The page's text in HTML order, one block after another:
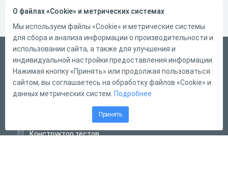
Русский
Справка
Форма обратной связи
Конструктор тестов
О файлах «Cookie» и метрических системах
Мы используем файлы «Cookie» и метрические системы
для сбора и анализа информации о производительности и
использовании сайта, а также для улучшения и
индивидуальной настройки предоставления информации.
Нажимая кнопку «Принять» или продолжая пользоваться
сайтом, вы соглашаетесь на обработку файлов «Cookie» и
данных метрических систем. Подробнее
Принять